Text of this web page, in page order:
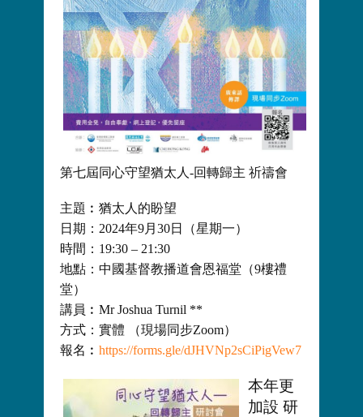
第七屆同心守望猶太人-回轉歸主 祈禱會
主題︰猶太人的盼望
日期：2024年9月30日（星期一）
時間：19:30 – 21:30
地點：中國基督教播道會恩福堂（9樓禮
堂）
講員︰Mr Joshua Turnil **
方式：實體 （現場同步Zoom）
報名︰ https://forms.gle/dJHVNp2sCiPigVew7
本年更
加設 研